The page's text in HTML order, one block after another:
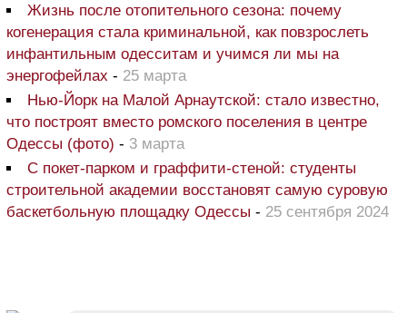
Жизнь после отопительного сезона: почему
когенерация стала криминальной, как повзрослеть
инфантильным одесситам и учимся ли мы на
энергофейлах - 25 марта
Нью-Йорк на Малой Арнаутской: стало известно,
что построят вместо ромского поселения в центре
Одессы (фото) - 3 марта
С покет-парком и граффити-стеной: студенты
строительной академии восстановят самую суровую
баскетбольную площадку Одессы - 25 сентября 2024